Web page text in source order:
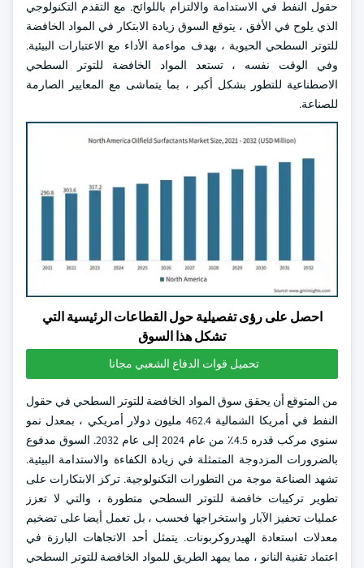
حقول النفط في الاستدامة والالتزام باللوائح. مع التقدم التكنولوجي
الذي يلوح في الأفق ، يتوقع السوق زيادة الابتكار في المواد الخافضة
للتوتر السطحي الحيوية ، بهدف مواءمة الأداء مع الاعتبارات البيئية.
وفي الوقت نفسه ، تستعد المواد الخافضة للتوتر السطحي
الاصطناعية للتطور بشكل أكبر ، بما يتماشى مع المعايير الصارمة
للصناعة.
احصل على رؤى تفصيلية حول القطاعات الرئيسية التي
تشكل هذا السوق
تحميل قوات الدفاع الشعبي مجانا
من المتوقع أن يحقق سوق المواد الخافضة للتوتر السطحي في حقول
النفط في أمريكا الشمالية 462.4 مليون دولار أمريكي ، بمعدل نمو
سنوي مركب قدره 4.5٪ من عام 2024 إلى عام 2032. السوق مدفوع
بالضرورات المزدوجة المتمثلة في زيادة الكفاءة والاستدامة البيئية.
تشهد الصناعة موجة من التطورات التكنولوجية. تركز الابتكارات على
تطوير تركيبات خافضة للتوتر السطحي متطورة ، والتي لا تعزز
عمليات تحفيز الآبار واستخراجها فحسب ، بل تعمل أيضا على تضخيم
معدلات استعادة الهيدروكربونات. يتمثل أحد الاتجاهات البارزة في
اعتماد تقنية النانو ، مما يمهد الطريق للمواد الخافضة للتوتر السطحي